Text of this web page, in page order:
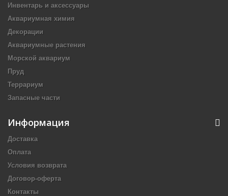
Инвентарь и аксессуары
Аквариумная химия
Декорации
Аквариумные растения
Морской аквариум
Пруд
Террариум
Запасные части
Информация
Доставка
Оплата
Условия возврата
Договор-оферта
Контакты